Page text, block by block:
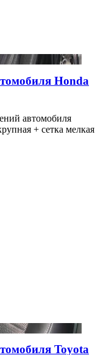
Honda
автомобиля
+ сетка мелкая
Toyota